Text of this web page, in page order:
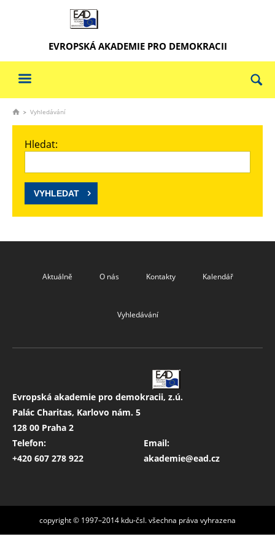
EVROPSKÁ AKADEMIE PRO DEMOKRACII
Vyhledávání
Hledat:
Aktuálně O nás Kontakty Kalendář
Vyhledávání
Evropská akademie pro demokracii, z.ú.
Palác Charitas, Karlovo nám. 5
128 00 Praha 2
Telefon:
+420 607 278 922
Email:
akademie@ead.cz
copyright © 1997–2014 kdu-čsl. všechna práva vyhrazena